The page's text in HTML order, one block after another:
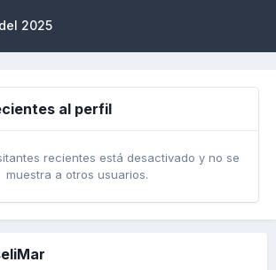
2025
al perfil
recientes está desactivado y no se
muestra a otros usuarios.